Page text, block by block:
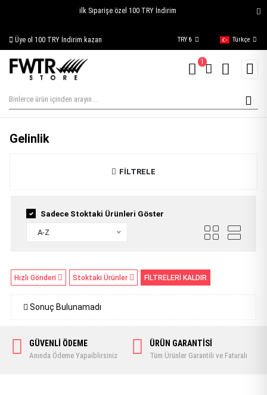
ilk Siparişe özel 100 TRY İndirim
Üye ol 100 TRY İndirim kazan Siparişim Nerede?
TRY ₺ Türkçe
1
Gelinlik
FİLTRELE
Sadece Stoktaki Ürünleri Göster
A-Z
Hızlı Gönderi Stoktaki Ürünler FİLTRELERİ KALDIR
Sonuç Bulunamadı
GÜVENLİ ÖDEME
Anında Ödeme Yapaiblirsiniz
ÜRÜN GARANTİSİ
Tüm Ürünler Garantili ve Faturalı